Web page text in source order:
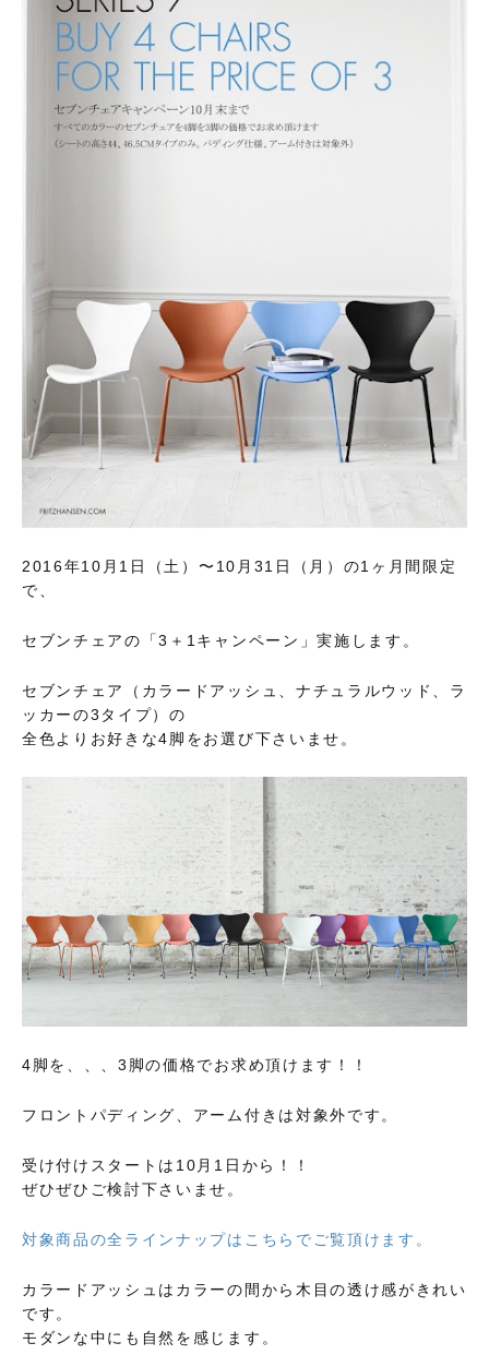
2016年10月1日（土）〜10月31日（月）の1ヶ月間限定
で、
セブンチェアの「3＋1キャンペーン」実施します。
セブンチェア（カラードアッシュ、ナチュラルウッド、ラ
ッカーの3タイプ）の
全色よりお好きな4脚をお選び下さいませ。
4脚を、、、3脚の価格でお求め頂けます！！
フロントパディング、アーム付きは対象外です。
受け付けスタートは10月1日から！！
ぜひぜひご検討下さいませ。
対象商品の全ラインナップはこちらでご覧頂けます。
カラードアッシュはカラーの間から木目の透け感がきれい
です。
モダンな中にも自然を感じます。